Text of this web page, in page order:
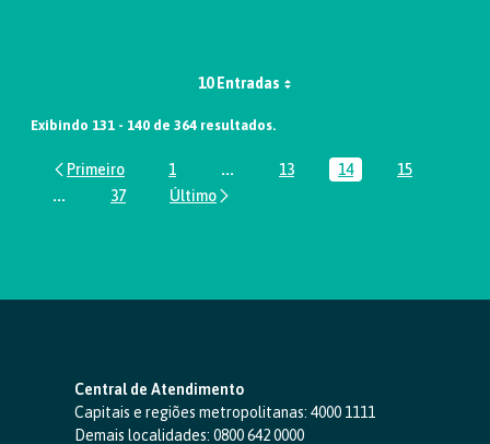
10 Entradas
Exibindo 131 - 140 de 364 resultados.
Página
1 ...Páginas intermediárias Usar ABA
Página
13 Página
14 Página
15
...Páginas intermediárias Usar ABA para navegar.
Página
37
Central de Atendimento
Capitais e regiões metropolitanas: 4000 1111
Demais localidades: 0800 642 0000